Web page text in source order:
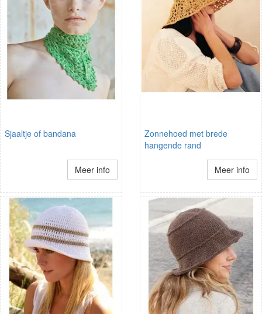
Sjaaltje of bandana
Meer info
Zonnehoed met brede
hangende rand
Meer info